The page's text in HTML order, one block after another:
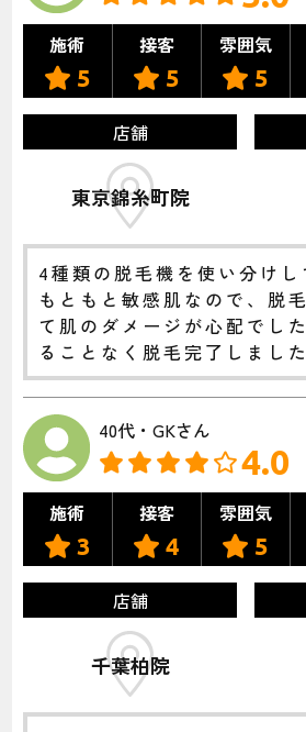
施術
5
接客
5
雰囲気
5
店舗
東京錦糸町院
4種類の脱毛機を使い分けし
もともと敏感肌なので、脱
て肌のダメージが心配でし
ることなく脱毛完了しました
40代・GKさん
4.0
施術
3
接客
4
雰囲気
5
店舗
千葉柏院